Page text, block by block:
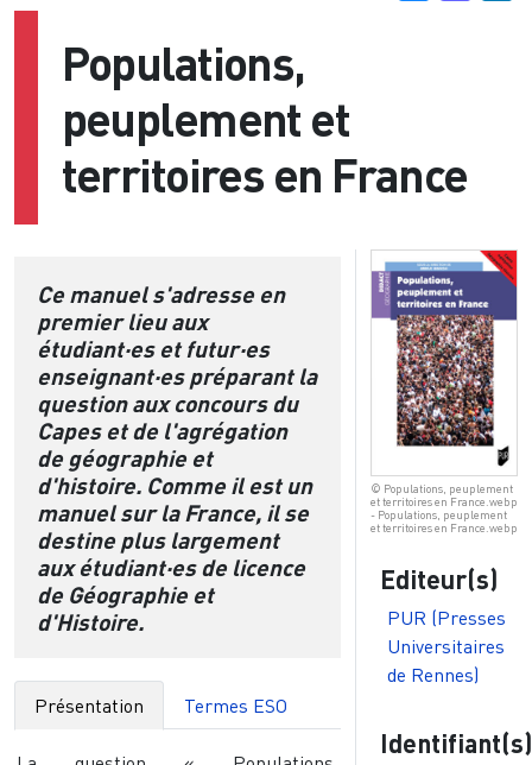
Populations,
peuplement et
territoires en France
Ce manuel s'adresse en
premier lieu aux
étudiant·es et futur·es
enseignant·es préparant la
question aux concours du
Capes et de l'agrégation
de géographie et
d'histoire. Comme il est un
manuel sur la France, il se
destine plus largement
aux étudiant·es de licence
de Géographie et
d'Histoire.
Présentation Termes ESO
© Populations, peuplement
et territoires en France.webp
- Populations, peuplement
et territoires en France.webp
Editeur(s)
PUR (Presses
Universitaires
de Rennes)
Identifiant(s)